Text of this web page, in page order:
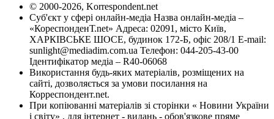
© 2000-2026, Korrespondent.net
Суб'єкт у сфері онлайн-медіа Назва онлайн-медіа –
«КореспонденТ.net» Адреса: 02091, місто Київ,
ХАРКІВСЬКЕ ШОСЕ, будинок 172-Б, офіс 208/1 E-mail:
sunlight@mediadim.com.ua Телефон: 044-205-43-00
Ідентифікатор медіа – R40-06068
Використання будь-яких матеріалів, розміщених на
сайті, дозволяється за умови посилання на
Корреспондент.net.
При копіюванні матеріалів зі сторінки « Новини України
і світу» , для інтернет - видань - обов'язкове пряме